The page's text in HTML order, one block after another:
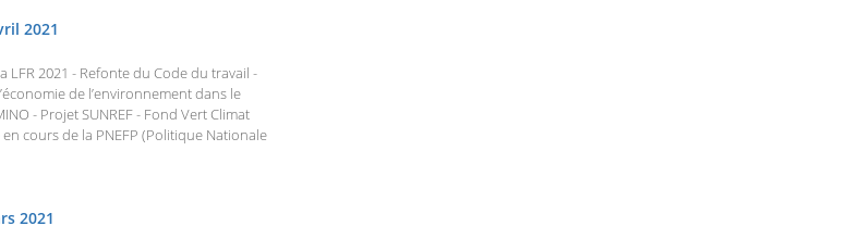
2021
LFR 2021 - Refonte du Code du travail -
de l’environnement dans le
- Projet SUNREF - Fond Vert Climat
en cours de la PNEFP (Politique Nationale
2021